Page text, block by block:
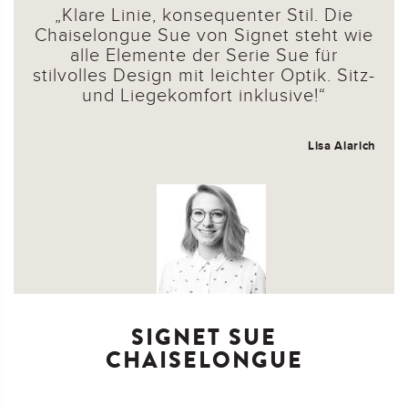
Klare Linie, konsequenter Stil. Die
Chaiselongue Sue von Signet steht wie
alle Elemente der Serie Sue für
stilvolles Design mit leichter Optik. Sitz-
und Liegekomfort inklusive!
Lisa Alarich
SIGNET SUE
CHAISELONGUE